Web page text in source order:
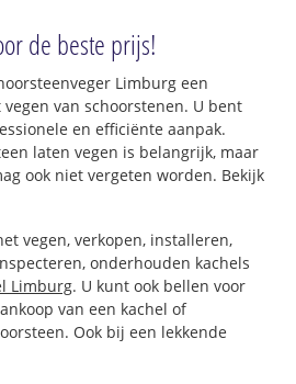
de beste prijs!
Limburg een
van schoorstenen. U bent
en efficiënte aanpak.
laten vegen is belangrijk, maar
ook niet vergeten worden. Bekijk
vegen, verkopen, installeren,
onderhouden kachels
Limburg. U kunt ook bellen voor
van een kachel of
Ook bij een lekkende